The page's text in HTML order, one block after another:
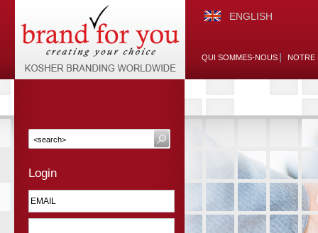
ENGLISH
QUI SOMMES-NOUS NOTRE
Login